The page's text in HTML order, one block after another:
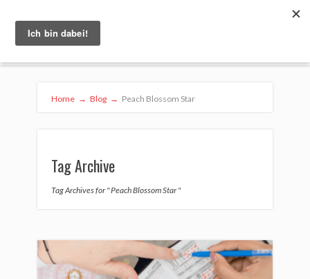
Home → Blog → Peach Blossom Star
Tag Archive
Tag Archives for " Peach Blossom Star "